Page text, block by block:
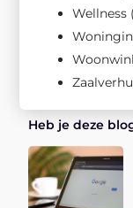
Wellness
Heb je deze